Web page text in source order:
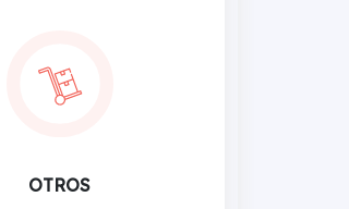
OTROS